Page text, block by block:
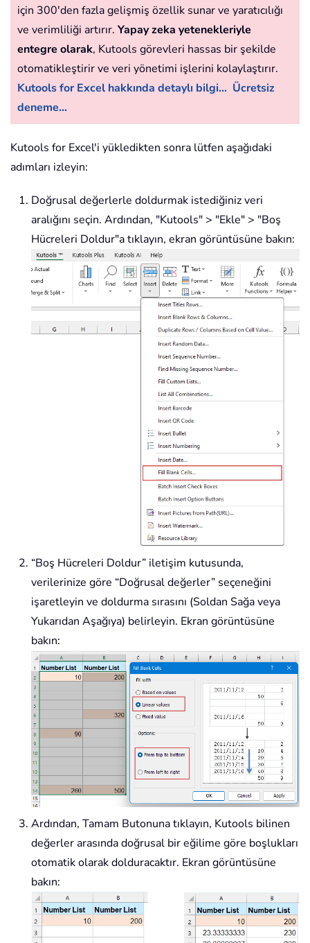
için 300'den fazla gelişmiş özellik sunar ve yaratıcılığı
ve verimliliği artırır. Yapay zeka yetenekleriyle
entegre olarak, Kutools görevleri hassas bir şekilde
otomatikleştirir ve veri yönetimi işlerini kolaylaştırır.
Kutools for Excel hakkında detaylı bilgi... Ücretsiz
deneme...
Kutools for Excel'i yükledikten sonra lütfen aşağıdaki
adımları izleyin:
Doğrusal değerlerle doldurmak istediğiniz veri
aralığını seçin. Ardından, "Kutools" > "Ekle" > "Boş
Hücreleri Doldur"a tıklayın, ekran görüntüsüne bakın:
“Boş Hücreleri Doldur” iletişim kutusunda,
verilerinize göre “Doğrusal değerler” seçeneğini
işaretleyin ve doldurma sırasını (Soldan Sağa veya
Yukarıdan Aşağıya) belirleyin. Ekran görüntüsüne
bakın:
Ardından, Tamam Butonuna tıklayın, Kutools bilinen
değerler arasında doğrusal bir eğilime göre boşlukları
otomatik olarak dolduracaktır. Ekran görüntüsüne
bakın: